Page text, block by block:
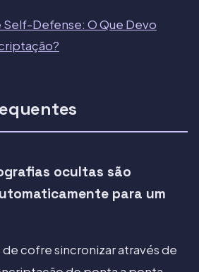
Self-Defense: O Que Devo
ocultas são
para um
de cofre sincronizar através de